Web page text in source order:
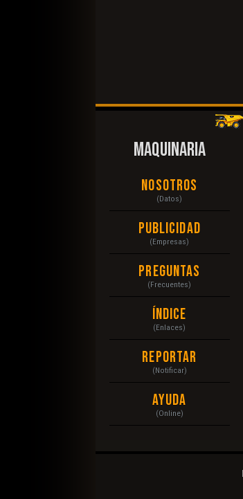
MAQUINARIA
Nosotros
(Datos)
Publicidad
(Empresas)
Preguntas
(Frecuentes)
Índice
(Enlaces)
Reportar
(Notificar)
Ayuda
(Online)